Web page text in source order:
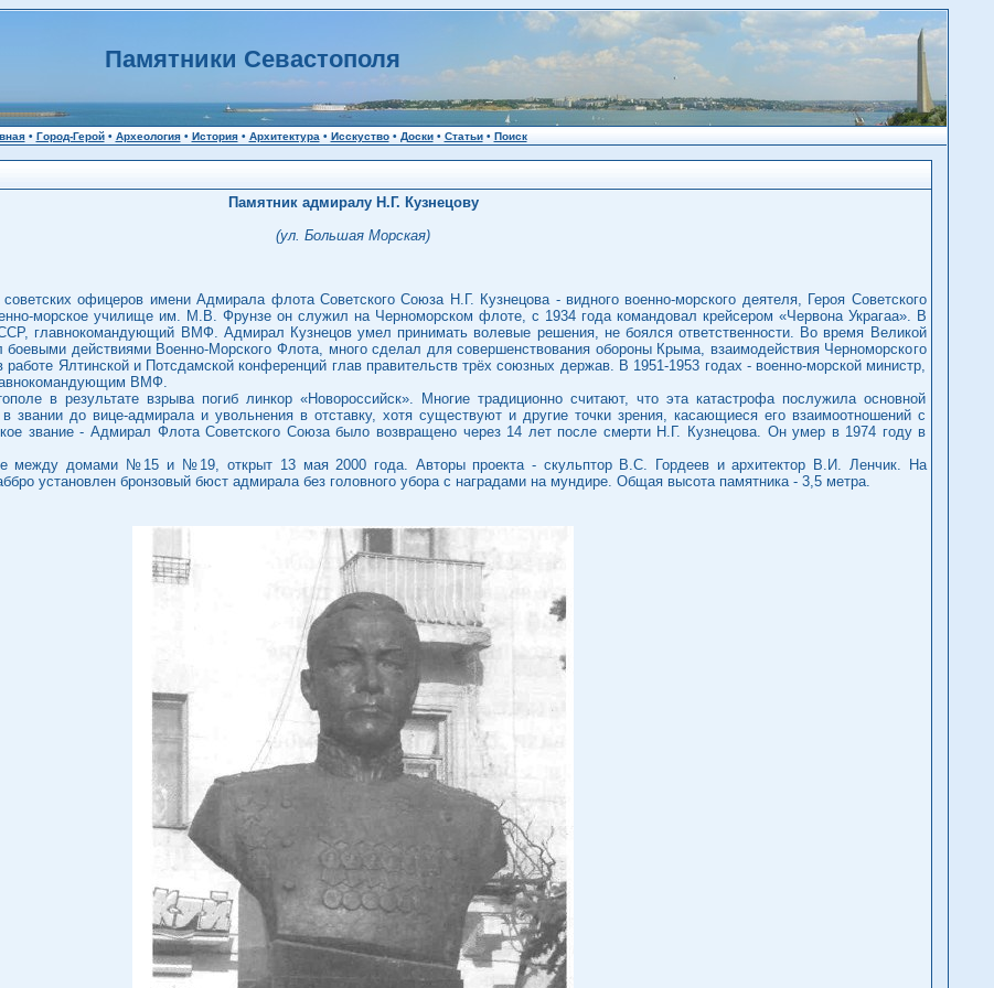
Памятники Севастополя
• Город-Герой• Археология• История• Архитектура • Исскуство• Доски• Статьи• Поиск
Памятник адмиралу Н.Г. Кузнецову
(ул. Большая Морская)
офицеров имени Адмирала флота Советского Союза Н.Г. Кузнецова - видного военно-морского деятеля, Героя Советского
морское училище им. М.В. Фрунзе он служил на Черноморском флоте, с 1934 года командовал крейсером «Червона Украгаа». В
главнокомандующий ВМФ. Адмирал Кузнецов умел принимать волевые решения, не боялся ответственности. Во время Великой
боевыми действиями Военно-Морского Флота, много сделал для совершенствования обороны Крыма, взаимодействия Черноморского
Ялтинской и Потсдамской конференций глав правительств трёх союзных держав. В 1951-1953 годах - военно-морской министр,
ВМФ.
в результате взрыва погиб линкор «Новороссийск». Многие традиционно считают, что эта катастрофа послужила основной
звании до вице-адмирала и увольнения в отставку, хотя существуют и другие точки зрения, касающиеся его взаимоотношений с
звание - Адмирал Флота Советского Союза было возвращено через 14 лет после смерти Н.Г. Кузнецова. Он умер в 1974 году в
между домами №15 и №19, открыт 13 мая 2000 года. Авторы проекта - скульптор В.С. Гордеев и архитектор В.И. Ленчик. На
установлен бронзовый бюст адмирала без головного убора с наградами на мундире. Общая высота памятника - 3,5 метра.